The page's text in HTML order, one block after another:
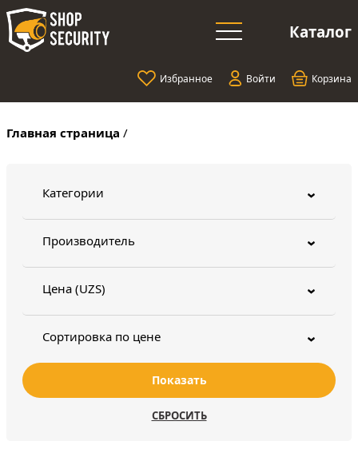
Каталог
Избранное Войти Корзина
Главная страница /
Категории ›
Производитель ›
Цена (UZS) ›
Сортировка по цене ›
Показать
СБРОСИТЬ